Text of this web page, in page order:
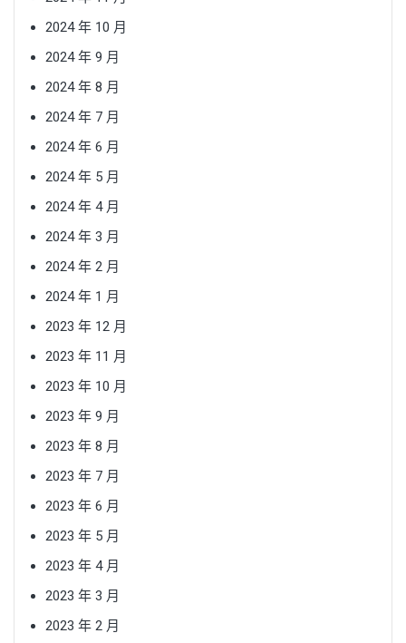
2024 年 10 月
2024 年 9 月
2024 年 8 月
2024 年 7 月
2024 年 6 月
2024 年 5 月
2024 年 4 月
2024 年 3 月
2024 年 2 月
2024 年 1 月
2023 年 12 月
2023 年 11 月
2023 年 10 月
2023 年 9 月
2023 年 8 月
2023 年 7 月
2023 年 6 月
2023 年 5 月
2023 年 4 月
2023 年 3 月
2023 年 2 月